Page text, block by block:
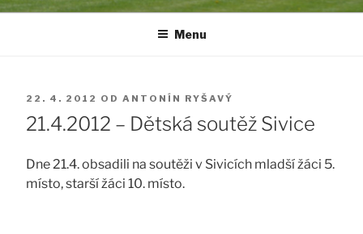
Menu
PUBLIKOVÁNO
22. 4. 2012 OD ANTONÍN RYŠAVÝ
21.4.2012 – Dětská soutěž Sivice
Dne 21.4. obsadili na soutěži v Sivicích mladší žáci 5.
místo, starší žáci 10. místo.